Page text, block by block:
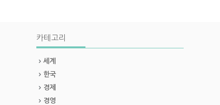
카테고리
세계
한국
경제
경영